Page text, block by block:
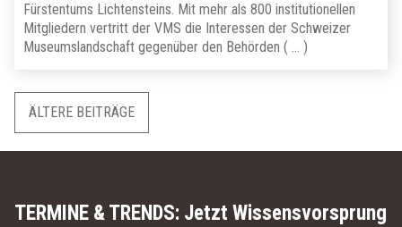
Fürstentums Lichtensteins. Mit mehr als 800 institutionellen
Mitgliedern vertritt der VMS die Interessen der Schweizer
Museumslandschaft gegenüber den Behörden ( … )
Beitragsnavigation
ÄLTERE BEITRÄGE
TERMINE & TRENDS: Jetzt Wissensvorsprung